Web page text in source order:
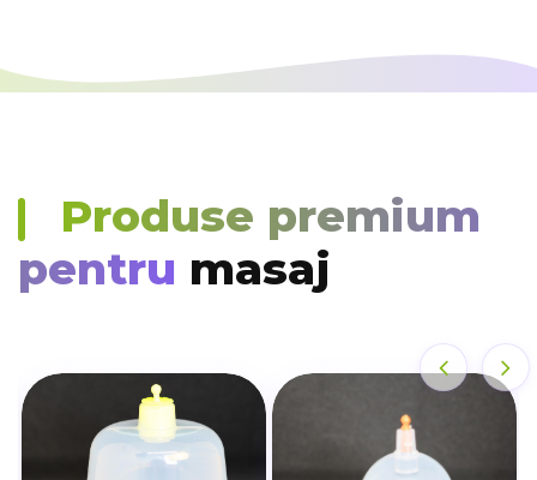
Produse premium
pentru masaj